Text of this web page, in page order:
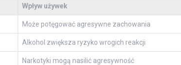
Wpływ używek
Może potęgować agresywne zachowania
Alkohol zwiększa ryzyko wrogich reakcji
Narkotyki mogą nasilić agresywność